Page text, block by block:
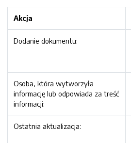
Akcja
Dodanie dokumentu:
Osoba, która wytworzyła
informację lub odpowiada za treść
informacji:
Ostatnia aktualizacja: